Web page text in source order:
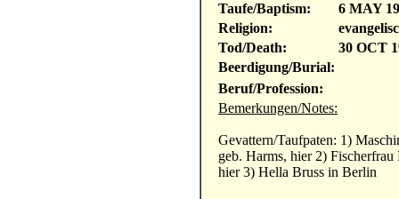
Taufe/Baptism:
6 MAY
Religion:
Tod/Death:
30 OCT
Beerdigung/Burial:
Beruf/Profession:
Bemerkungen/Notes:
Gevattern/Taufpaten: 1)
geb. Harms, hier 2)
hier 3) Hella Bruss in Berlin